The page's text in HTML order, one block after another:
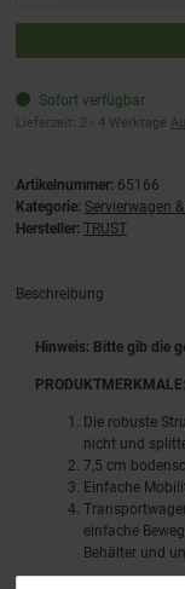
Sofort verfügbar
Lieferzeit: 2 - 4 Werktage
Artikelnummer: 65166
Kategorie: Servierwagen
Hersteller: TRUST
Beschreibung
Hinweis: Bitte gib die
PRODUKTMERKMALE:
Die robuste
nicht und
7,5 cm
Einfache
einfache
Behälter und